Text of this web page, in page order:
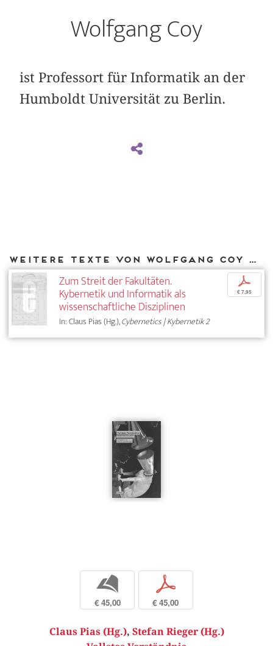
Wolfgang Coy
ist Professort für Informatik an der
Humboldt Universität zu Berlin.
Weitere Texte von Wolfgang Coy bei DIAPHANES
Zum Streit der Fakultäten.
Kybernetik und Informatik als
wissenschaftliche Disziplinen
In: Claus Pias (Hg.),Cybernetics | Kybernetik 2
p
€ 7,95
b
€ 45,00
p
€ 45,00
Claus Pias (Hg.), Stefan Rieger (Hg.)